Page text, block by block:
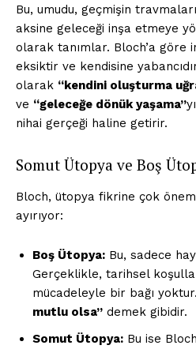
Bu, umudu, geçmişin
aksine geleceği inşa etmeye
olarak tanımlar. Bloch’a göre
eksiktir ve kendisine
olarak “kendini oluşturma
ve “geleceğe dönük yaşama”
nihai gerçeği haline getirir.
Somut Ütopya ve Boş
Bloch, ütopya fikrine çok
ayırıyor:
Boş Ütopya: Bu, sadece
Gerçeklikle, tarihsel
mücadeleyle bir bağı yoktur.
mutlu olsa” demek gibidir.
Somut Ütopya: Bu ise